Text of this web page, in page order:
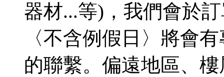
器材...等)，我們會於
〈不含例假日〉將會
的聯繫。偏遠地區、